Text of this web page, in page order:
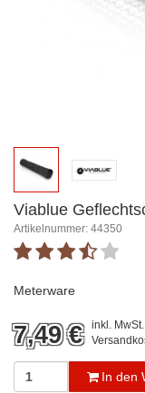
Viablue
Artikelnummer: 44350
Meterware
7,49 €
inkl.
In den